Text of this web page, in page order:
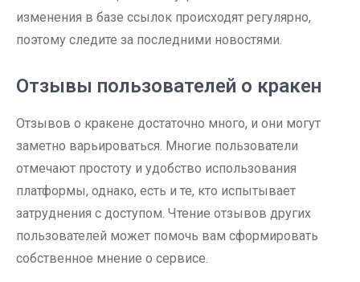
изменения в базе ссылок происходят регулярно,
поэтому следите за последними новостями.
Отзывы пользователей о кракен
Отзывов о кракене достаточно много, и они могут
заметно варьироваться. Многие пользователи
отмечают простоту и удобство использования
платформы, однако, есть и те, кто испытывает
затруднения с доступом. Чтение отзывов других
пользователей может помочь вам сформировать
собственное мнение о сервисе.